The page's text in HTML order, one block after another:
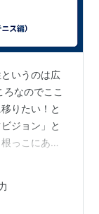
いうのは広
なのでここ
りたい！と
ジョン」と
っこにある
有名なのが
ね。どこか
なんとか。